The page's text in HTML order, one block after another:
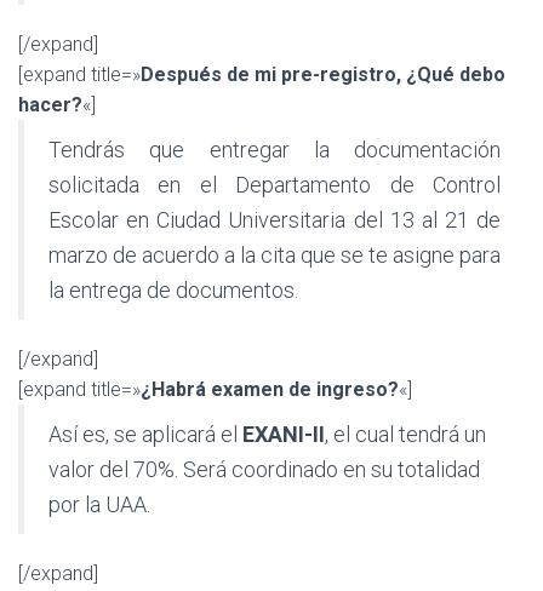
[/expand]
[expand title=»Después de mi pre-registro, ¿Qué debo
hacer?«]
Tendrás que entregar la documentación
solicitada en el Departamento de Control
Escolar en Ciudad Universitaria del 13 al 21 de
marzo de acuerdo a la cita que se te asigne para
la entrega de documentos.
[/expand]
[expand title=»¿Habrá examen de ingreso?«]
Así es, se aplicará el EXANI-II, el cual tendrá un
valor del 70%. Será coordinado en su totalidad
por la UAA.
[/expand]